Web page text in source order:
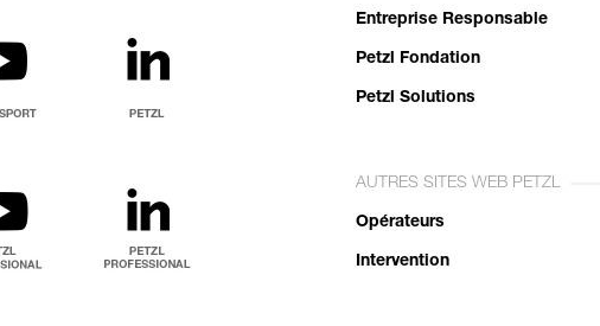
Entreprise Responsable
Petzl Fondation
Petzl Solutions
AUTRES SITES WEB PETZL
Opérateurs
Intervention